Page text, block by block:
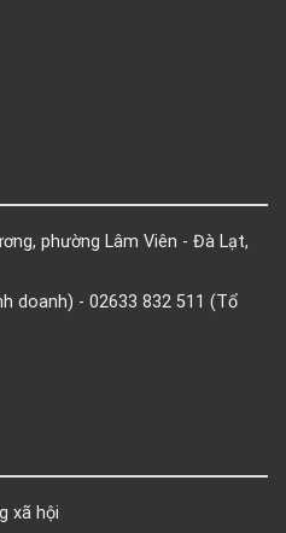
phường Lâm Viên - Đà Lạt,
doanh) - 02633 832 511 (Tổ
xã hội